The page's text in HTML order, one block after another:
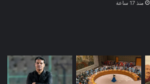
منذ 17 ساعة